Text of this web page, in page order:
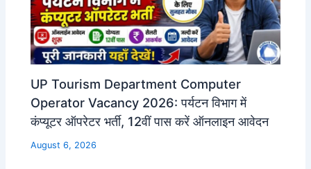
UP Tourism Department Computer
Operator Vacancy 2026: पर्यटन विभाग में
कंप्यूटर ऑपरेटर भर्ती, 12वीं पास करें ऑनलाइन आवेदन
August 6, 2026